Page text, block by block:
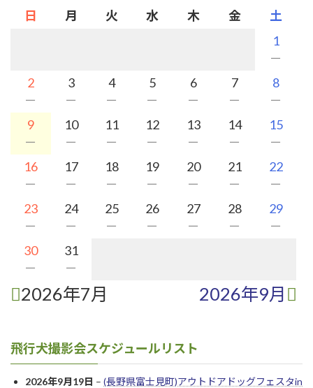
日 月 火 水 木 金
土
1
－
2
－
3
－
4
－
5
－
6
－
7
－
8
－
9
－
10
－
11
－
12
－
13
－
14
－
15
－
16
－
17
－
18
－
19
－
20
－
21
－
22
－
23
－
24
－
25
－
26
－
27
－
28
－
29
－
30
－
31
－
2026年7月 2026年9月
飛行犬撮影会スケジュールリスト
2026年9月19日 – (長野県富士見町)アウトドアドッグフェスタin